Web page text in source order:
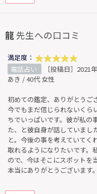
龍 先生への口コミ
満足度：
電話占い
［投稿日］2021
あき / 40代 女性
初めての鑑定、ありがとうご
今でもまだ信じられないくら
ちでいっぱいです。彼が私の
た、と彼自身が話していまし
と。今後の事を考えていてく
取れるようになりたいです。
ので、今はそこにスポットを
本当にありがとうございます。